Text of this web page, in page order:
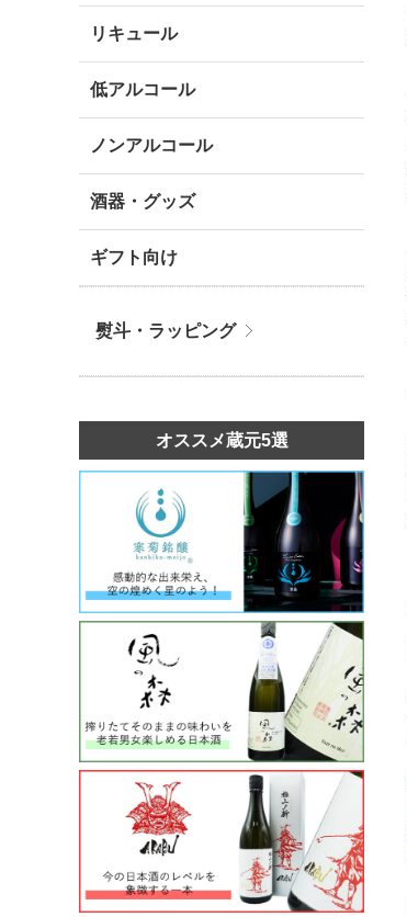
リキュール
低アルコール
ノンアルコール
酒器・グッズ
ギフト向け
熨斗・ラッピング
オススメ蔵元5選